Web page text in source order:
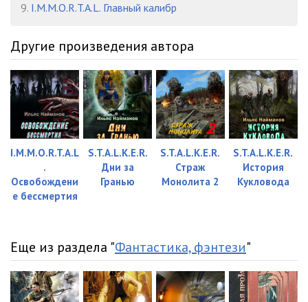
9. I.M.M.O.R.T.A.L. Главный калибр
Другие произведения автора
I.M.M.O.R.T.A.L
.
Освобождени
е бессмертия
S.T.A.L.K.E.R.
Дни за
Гранью
S.T.A.L.K.E.R.
Страж
Монолита 2
S.T.A.L.K.E.R.
История
Кукловода
Еще из раздела "Фантастика, фэнтези"